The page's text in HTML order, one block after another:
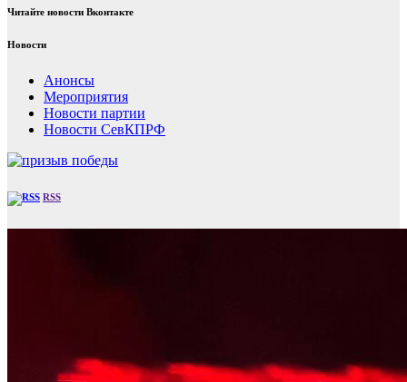
Читайте новости Вконтакте
Новости
Анонсы
Мероприятия
Новости партии
Новости СевКПРФ
RSS